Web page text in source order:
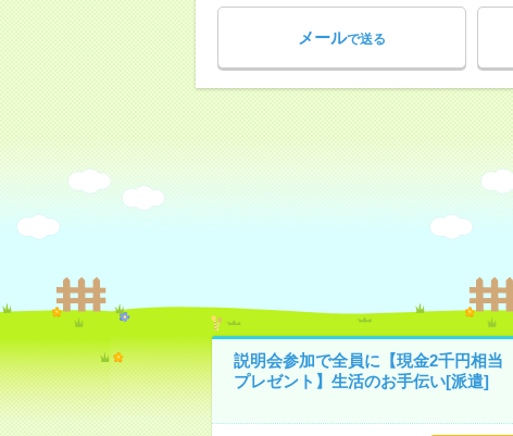
メールで送る
説明会参加で全員に【現金2千円相当
プレゼント】生活のお手伝い[派遣]